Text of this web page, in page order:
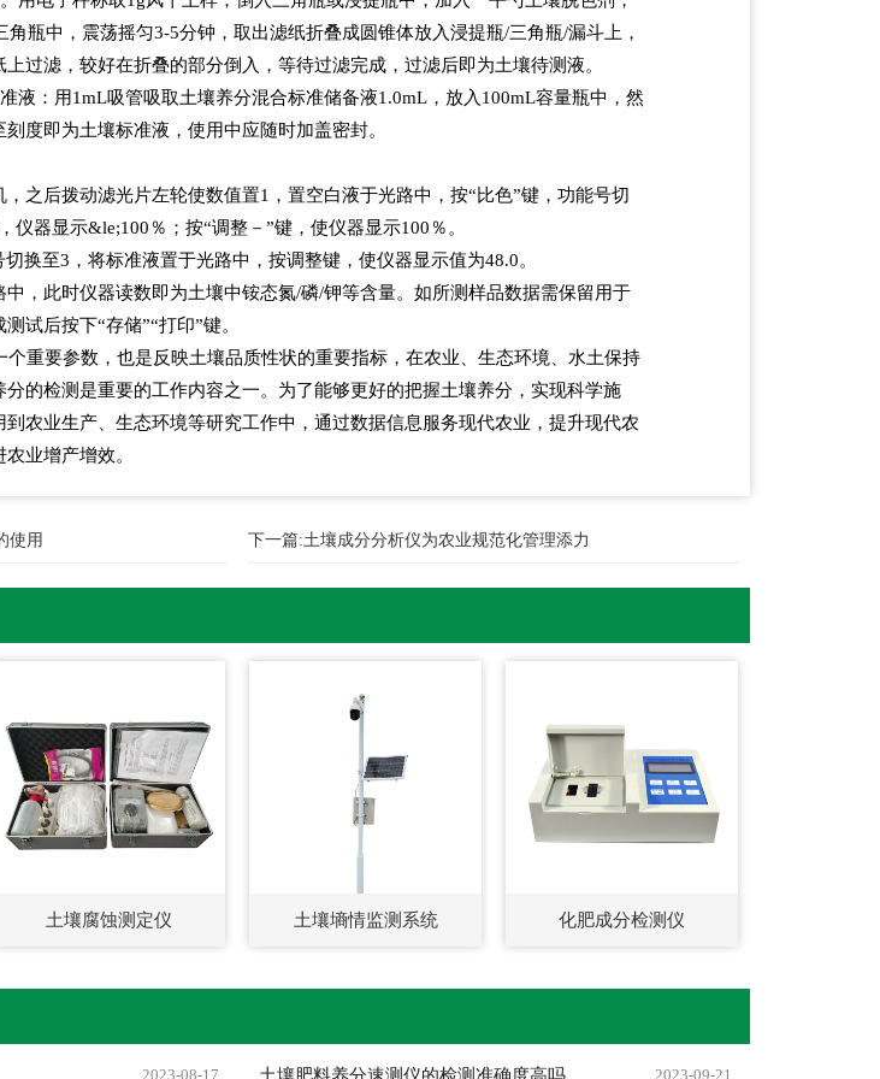
角瓶中，震荡摇匀3-5分钟，取出滤纸折叠成圆锥体放入浸提瓶/三角瓶/漏斗上，
过滤，较好在折叠的部分倒入，等待过滤完成，过滤后即为土壤待测液。
液：用1mL吸管吸取土壤养分混合标准储备液1.0mL，放入100mL容量瓶中，然
度即为土壤标准液，使用中应随时加盖密封。
之后拨动滤光片左轮使数值置1，置空白液于光路中，按“比色”键，功能号切
仪器显示&le;100％；按“调整－”键，使仪器显示100％。
换至3，将标准液置于光路中，按调整键，使仪器显示值为48.0。
，此时仪器读数即为土壤中铵态氮/磷/钾等含量。如所测样品数据需保留用于
试后按下“存储”“打印”键。
重要参数，也是反映土壤品质性状的重要指标，在农业、生态环境、水土保持
分的检测是重要的工作内容之一。为了能够更好的把握土壤养分，实现科学施
到农业生产、生态环境等研究工作中，通过数据信息服务现代农业，提升现代农
业增产增效。
使用 下一篇:土壤成分分析仪为农业规范化管理添力
土壤腐蚀测定仪 土壤墒情监测系统 化肥成分检测仪
2023-08-17 2023-09-21